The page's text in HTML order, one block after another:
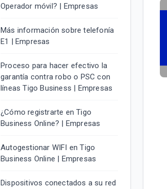
Operador móvil? | Empresas
Más información sobre telefonía
E1 | Empresas
Proceso para hacer efectivo la
garantía contra robo o PSC con
líneas Tigo Business | Empresas
¿Cómo registrarte en Tigo
Business Online? | Empresas
Autogestionar WIFI en Tigo
Business Online | Empresas
Dispositivos conectados a su red